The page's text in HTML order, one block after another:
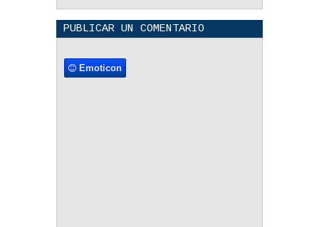
PUBLICAR UN COMENTARIO
Emoticon